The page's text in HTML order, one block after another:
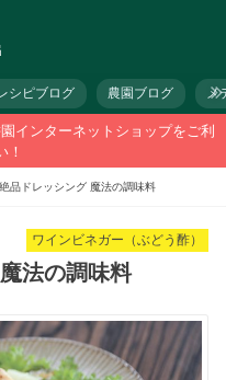
シピブログ 農園ブログ メ
インターネットショップをご利
！
品ドレッシング 魔法の調味料
ワインビネガー（ぶどう酢）
法の調味料